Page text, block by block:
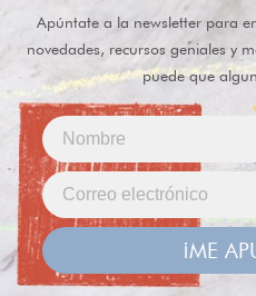
Apúntate a la newsletter para
novedades, recursos geniales y
puede que
¡ME